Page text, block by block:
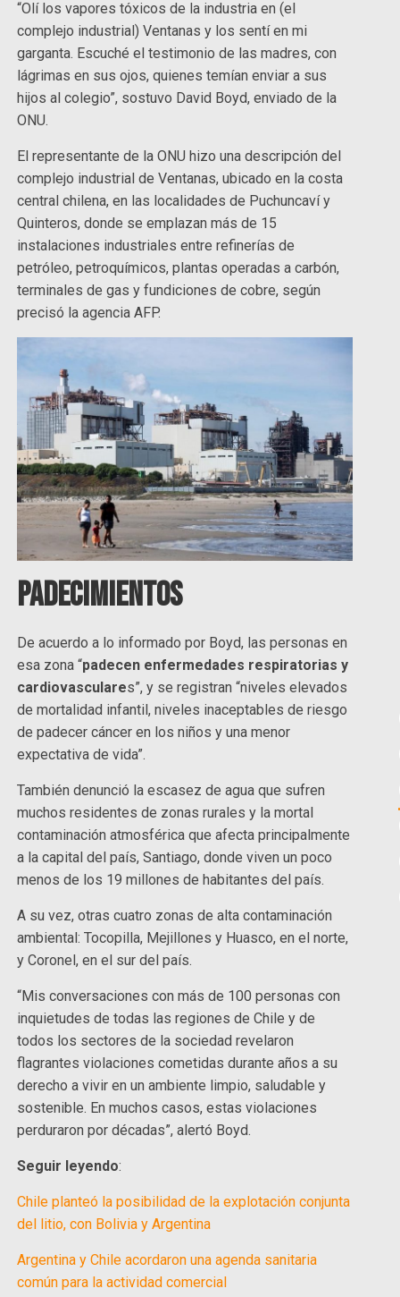
“Olí los vapores tóxicos de la industria en (el
complejo industrial) Ventanas y los sentí en mi
garganta. Escuché el testimonio de las madres, con
lágrimas en sus ojos, quienes temían enviar a sus
hijos al colegio”, sostuvo David Boyd, enviado de la
ONU.
El representante de la ONU hizo una descripción del
complejo industrial de Ventanas, ubicado en la costa
central chilena, en las localidades de Puchuncaví y
Quinteros, donde se emplazan más de 15
instalaciones industriales entre refinerías de
petróleo, petroquímicos, plantas operadas a carbón,
terminales de gas y fundiciones de cobre, según
precisó la agencia AFP.
Padecimientos
De acuerdo a lo informado por Boyd, las personas en
esa zona “padecen enfermedades respiratorias y
cardiovasculares”, y se registran “niveles elevados
de mortalidad infantil, niveles inaceptables de riesgo
de padecer cáncer en los niños y una menor
expectativa de vida”.
También denunció la escasez de agua que sufren
muchos residentes de zonas rurales y la mortal
contaminación atmosférica que afecta principalmente
a la capital del país, Santiago, donde viven un poco
menos de los 19 millones de habitantes del país.
A su vez, otras cuatro zonas de alta contaminación
ambiental: Tocopilla, Mejillones y Huasco, en el norte,
y Coronel, en el sur del país.
“Mis conversaciones con más de 100 personas con
inquietudes de todas las regiones de Chile y de
todos los sectores de la sociedad revelaron
flagrantes violaciones cometidas durante años a su
derecho a vivir en un ambiente limpio, saludable y
sostenible. En muchos casos, estas violaciones
perduraron por décadas”, alertó Boyd.
Seguir leyendo:
Chile planteó la posibilidad de la explotación conjunta
del litio, con Bolivia y Argentina
Argentina y Chile acordaron una agenda sanitaria
común para la actividad comercial